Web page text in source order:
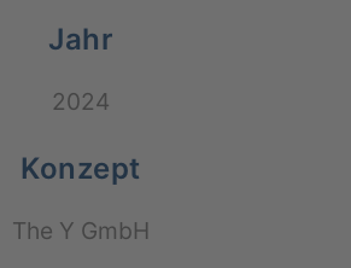
Jahr
2024
Konzept
The Y GmbH